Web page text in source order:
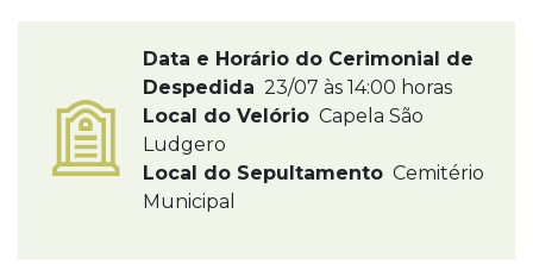
Data e Horário do Cerimonial de
Despedida 23/07 às 14:00 horas
Local do Velório Capela São
Ludgero
Local do Sepultamento Cemitério
Municipal